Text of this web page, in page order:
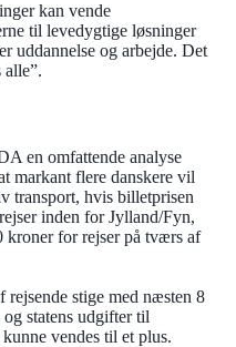
kan vende
til levedygtige løsninger
uddannelse og arbejde. Det
en omfattende analyse
markant flere danskere vil
transport, hvis billetprisen
inden for Jylland/Fyn,
for rejser på tværs af
stige med næsten 8
statens udgifter til
vendes til et plus.